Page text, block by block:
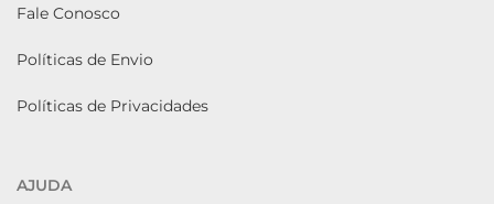
Fale Conosco
Políticas de Envio
Políticas de Privacidades
AJUDA